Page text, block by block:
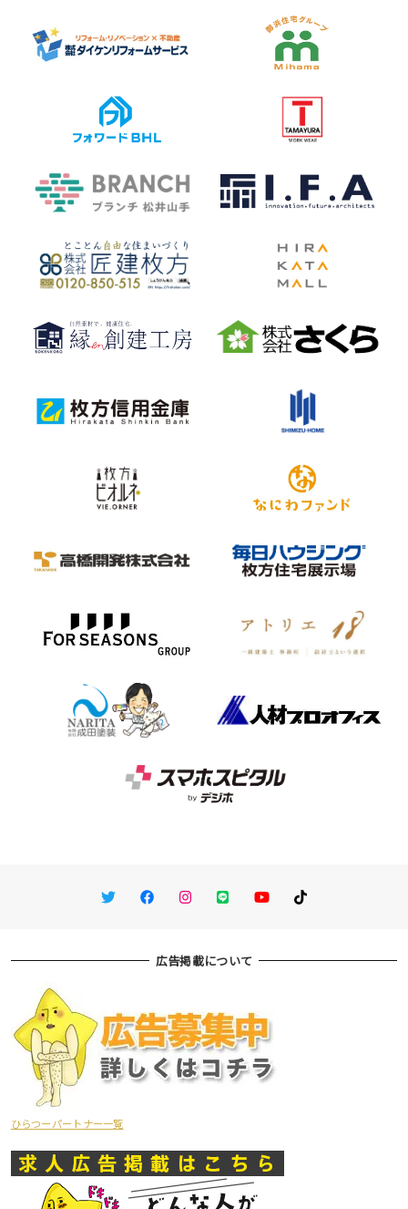
TwitterFacebookInstagram
LINE You TubeTikTok
広告掲載について
ひらつーパートナー一覧